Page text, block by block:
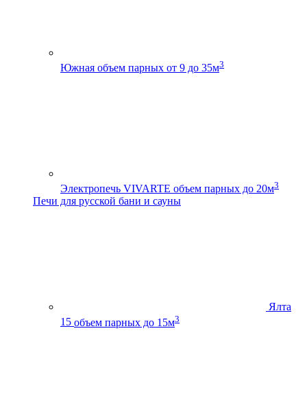
Южная объем парных от 9 до 35м3
Электропечь VIVARTE объем парных до 20м3
Печи для русской бани и сауны
Ялта
15 объем парных до 15м3